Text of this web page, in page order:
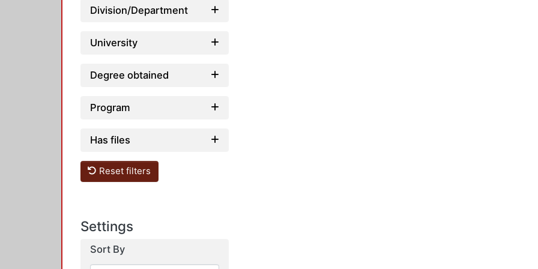
Division/Department
University
Degree obtained
Program
Has files
Reset filters
Settings
Sort By